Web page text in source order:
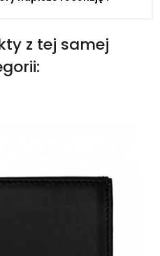
z tej samej